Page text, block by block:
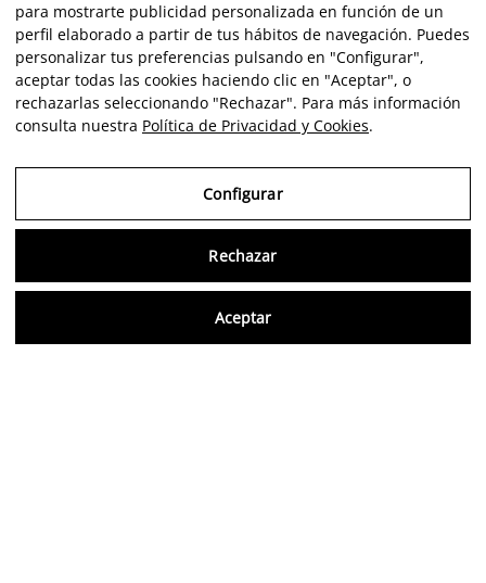
para mostrarte publicidad personalizada en función de un
perfil elaborado a partir de tus hábitos de navegación. Puedes
personalizar tus preferencias pulsando en "Configurar",
aceptar todas las cookies haciendo clic en "Aceptar", o
rechazarlas seleccionando "Rechazar". Para más información
consulta nuestra Política de Privacidad y Cookies.
Configurar
Rechazar
Aceptar